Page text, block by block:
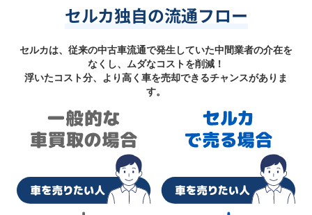
セルカ独自の流通フロー
セルカは、従来の中古車流通で発生していた中間業者の介在を
なくし、ムダなコストを削減！
浮いたコスト分、より高く車を売却できるチャンスがありま
す。